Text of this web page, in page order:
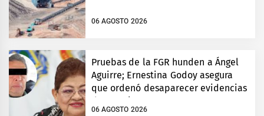
06 AGOSTO 2026
Pruebas de la FGR hunden a Ángel
Aguirre; Ernestina Godoy asegura
que ordenó desaparecer evidencias
de Ayotzinapa
06 AGOSTO 2026